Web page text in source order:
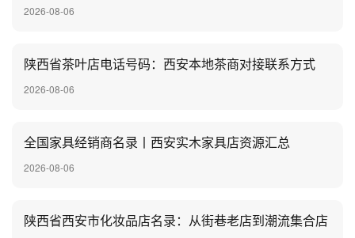
2026-08-06
陕西省茶叶店电话号码：西安本地茶商对接联系方式
2026-08-06
全国家具经销商名录丨西安实木家具店资源汇总
2026-08-06
陕西省西安市化妆品店名录：从街巷老店到潮流集合店